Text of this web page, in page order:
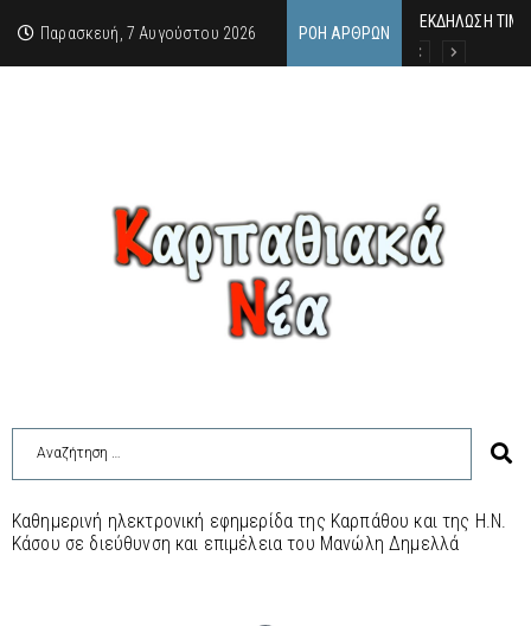
Παρασκευή, 7 Αυγούστου 2026 ΡΟΉ ΆΡΘΡΩΝ
ΕΚΔΗΛΩΣΗ
Κάθε
Οι δύο όψεις
Καθημερινή ηλεκτρονική εφημερίδα της Καρπάθου και της Η.Ν.
Κάσου σε διεύθυνση και επιμέλεια του Μανώλη Δημελλά